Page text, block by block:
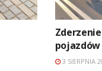
pojazdów
3 SIERPNIA